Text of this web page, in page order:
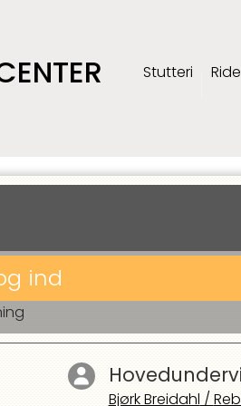
Stutteri
ind
Bjørk Breidahl /